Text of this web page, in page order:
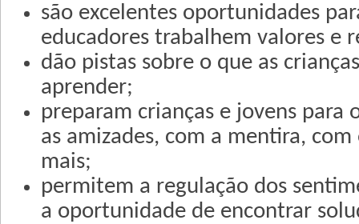
são excelentes oportunidades
educadores trabalhem valores e
dão pistas sobre o que as
aprender;
preparam crianças e jovens
as amizades, com a mentira,
mais;
permitem a regulação dos
a oportunidade de encontrar